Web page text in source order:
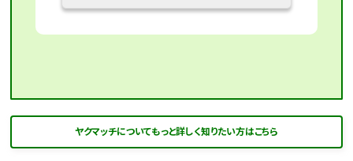
ヤクマッチについてもっと詳しく知りたい方はこちら